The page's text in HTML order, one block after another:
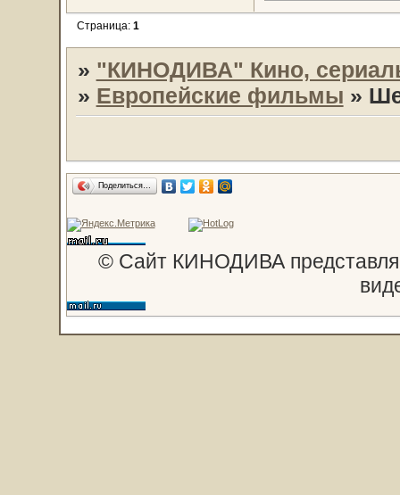
Страница: 1
» "КИНОДИВА" Кино,
» Европейские фильмы »
Поделиться…
© Сайт КИНОДИВА